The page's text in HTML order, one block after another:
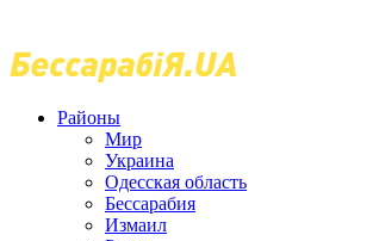
Районы
Мир
Украина
Одесская область
Бессарабия
Измаил